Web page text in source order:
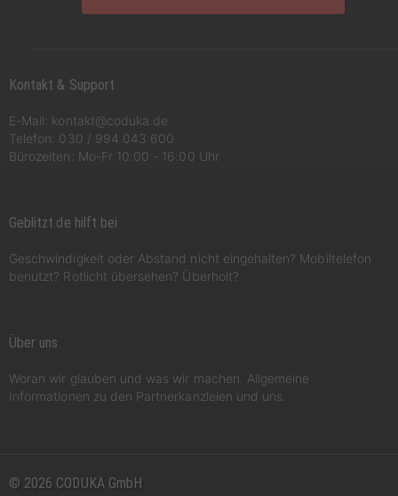
Kontakt & Support
E-Mail: kontakt@coduka.de
Telefon: 030 / 994 043 600
Bürozeiten: Mo-Fr 10:00 - 16:00 Uhr
Geblitzt.de hilft bei
Geschwindigkeit oder Abstand nicht eingehalten? Mobiltelefon
benutzt? Rotlicht übersehen? Überholt?
Über uns
Woran wir glauben und was wir machen. Allgemeine
Informationen zu den Partnerkanzleien und uns.
© 2026 CODUKA GmbH